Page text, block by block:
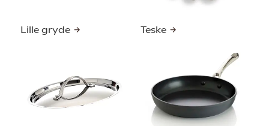
Lille gryde Teske